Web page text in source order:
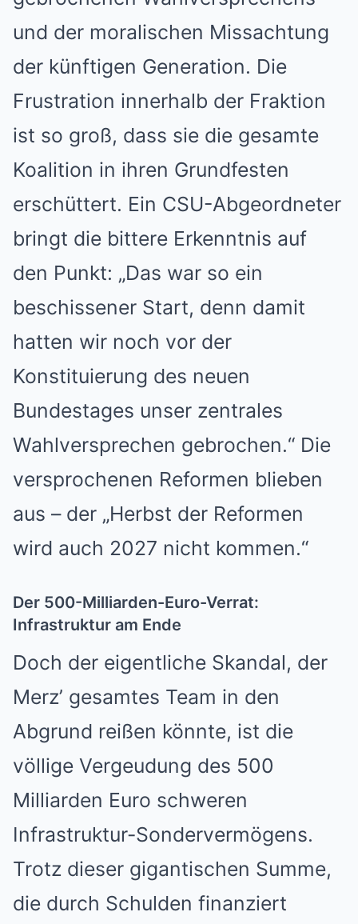
und der moralischen Missachtung
der künftigen Generation. Die
Frustration innerhalb der Fraktion
ist so groß, dass sie die gesamte
Koalition in ihren Grundfesten
erschüttert. Ein CSU-Abgeordneter
bringt die bittere Erkenntnis auf
den Punkt: „Das war so ein
beschissener Start, denn damit
hatten wir noch vor der
Konstituierung des neuen
Bundestages unser zentrales
Wahlversprechen gebrochen.“ Die
versprochenen Reformen blieben
aus – der „Herbst der Reformen
wird auch 2027 nicht kommen.“
Der 500-Milliarden-Euro-Verrat:
Infrastruktur am Ende
Doch der eigentliche Skandal, der
Merz’ gesamtes Team in den
Abgrund reißen könnte, ist die
völlige Vergeudung des 500
Milliarden Euro schweren
Infrastruktur-Sondervermögens.
Trotz dieser gigantischen Summe,
die durch Schulden finanziert